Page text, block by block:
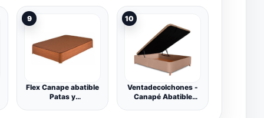
Redondeadas en
Madera, Base
tapizada 3D
Transpirable + 4
válvulas aireación
(artico, 135x190cm)
9
Flex Canape abatible
Patas y
10
Ventadecolchones -
Canapé Abatible